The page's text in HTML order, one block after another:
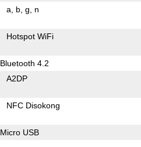
a b g n
Hotspot WiFi
Bluetooth 4.2
A2DP
NFC Disokong
Micro USB